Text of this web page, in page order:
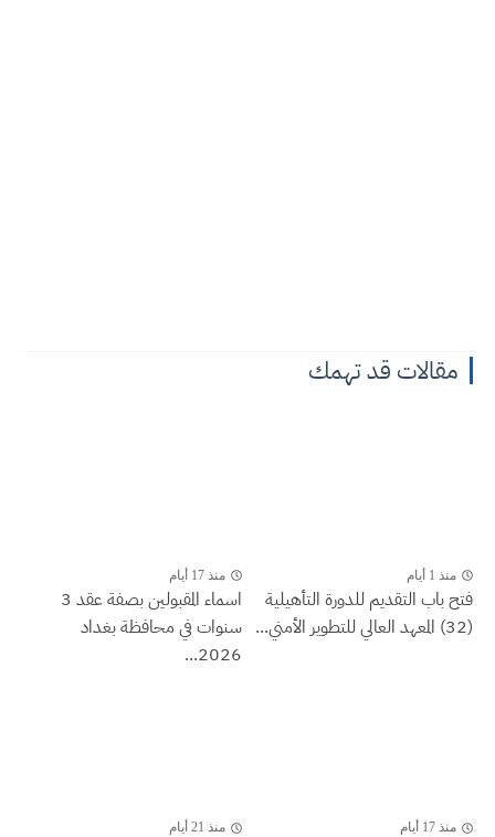
مقالات قد تهمك
منذ 1 أيام
فتح باب التقديم للدورة التأهيلية
(32) المعهد العالي للتطوير الأمني...
منذ 17 أيام
اسماء المقبولين بصفة عقد 3
سنوات في محافظة بغداد
2026...
منذ 17 أيام منذ 21 أيام